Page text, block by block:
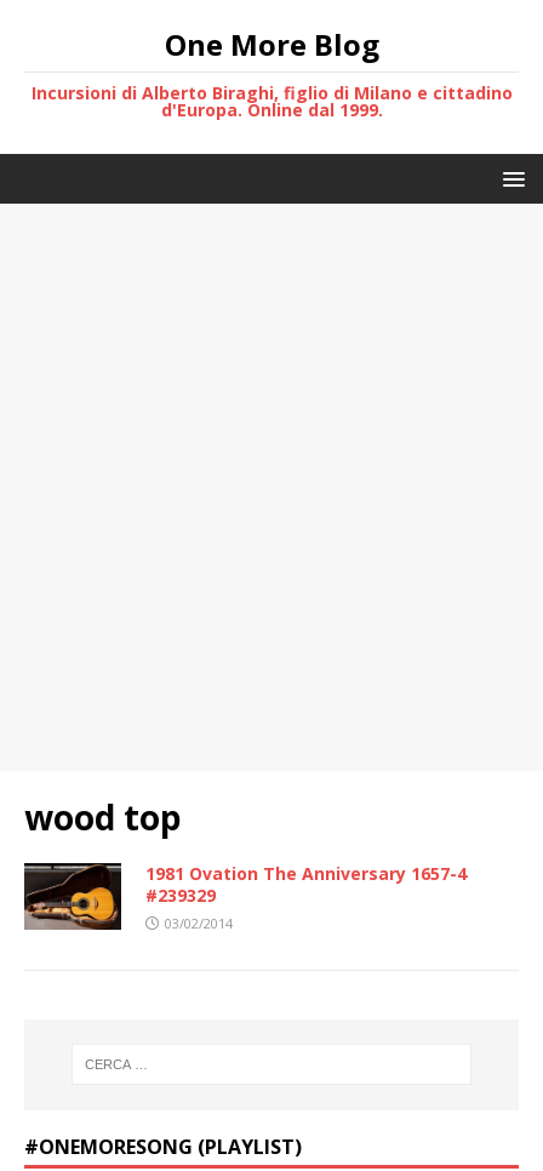
One More Blog
Incursioni di Alberto Biraghi, figlio di Milano e cittadino
d'Europa. Online dal 1999.
wood top
1981 Ovation The Anniversary 1657-4
#239329
03/02/2014
#ONEMORESONG (PLAYLIST)